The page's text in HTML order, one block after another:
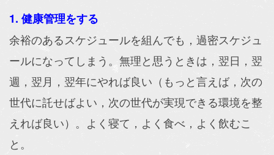
1. 健康管理をする
余裕のあるスケジュールを組んでも，過密スケジュ
ールになってしまう。無理と思うときは，翌日，翌
週，翌月，翌年にやれば良い（もっと言えば，次の
世代に託せばよい，次の世代が実現できる環境を整
えれば良い）。よく寝て，よく食べ，よく飲むこ
と。